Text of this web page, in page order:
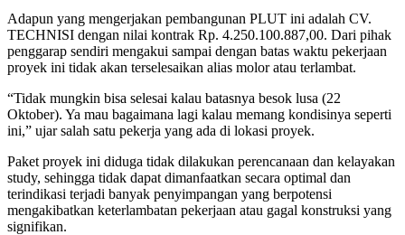
Adapun yang mengerjakan pembangunan PLUT ini adalah CV.
TECHNISI dengan nilai kontrak Rp. 4.250.100.887,00. Dari pihak
penggarap sendiri mengakui sampai dengan batas waktu pekerjaan
proyek ini tidak akan terselesaikan alias molor atau terlambat.
“Tidak mungkin bisa selesai kalau batasnya besok lusa (22
Oktober). Ya mau bagaimana lagi kalau memang kondisinya seperti
ini,” ujar salah satu pekerja yang ada di lokasi proyek.
Paket proyek ini diduga tidak dilakukan perencanaan dan kelayakan
study, sehingga tidak dapat dimanfaatkan secara optimal dan
terindikasi terjadi banyak penyimpangan yang berpotensi
mengakibatkan keterlambatan pekerjaan atau gagal konstruksi yang
signifikan.